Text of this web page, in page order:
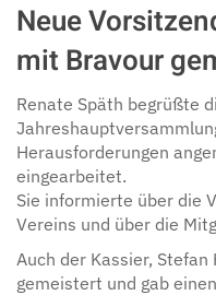
Neue
mit Bravour
Renate Späth begrüßte
Herausforderungen
eingearbeitet.
Sie informierte über die
Vereins und über die
Auch der Kassier,
gemeistert und gab